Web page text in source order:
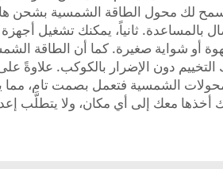
لك محول الطاقة الشمسية بشحن
بالمساعدة. ثانياً، يمكنك
أو شواية صغيرة. كما أن الطاقة
التخييم دون الإضرار بالكوكب.
أخذها معك إلى أي مكان، ولا يتطلَّب